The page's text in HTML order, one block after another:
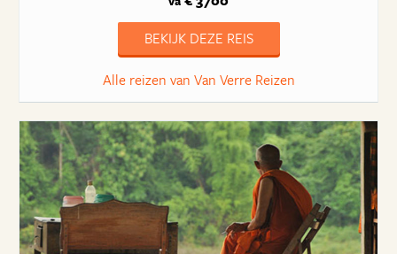
BEKIJK DEZE REIS
Alle reizen van Van Verre Reizen